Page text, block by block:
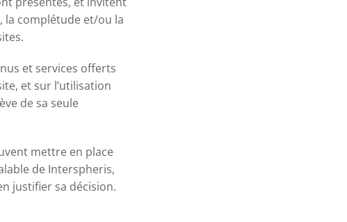
la complétude et/ou la
et services offerts
et sur l’utilisation
de sa seule
mettre en place
de Interspheris,
justifier sa décision.